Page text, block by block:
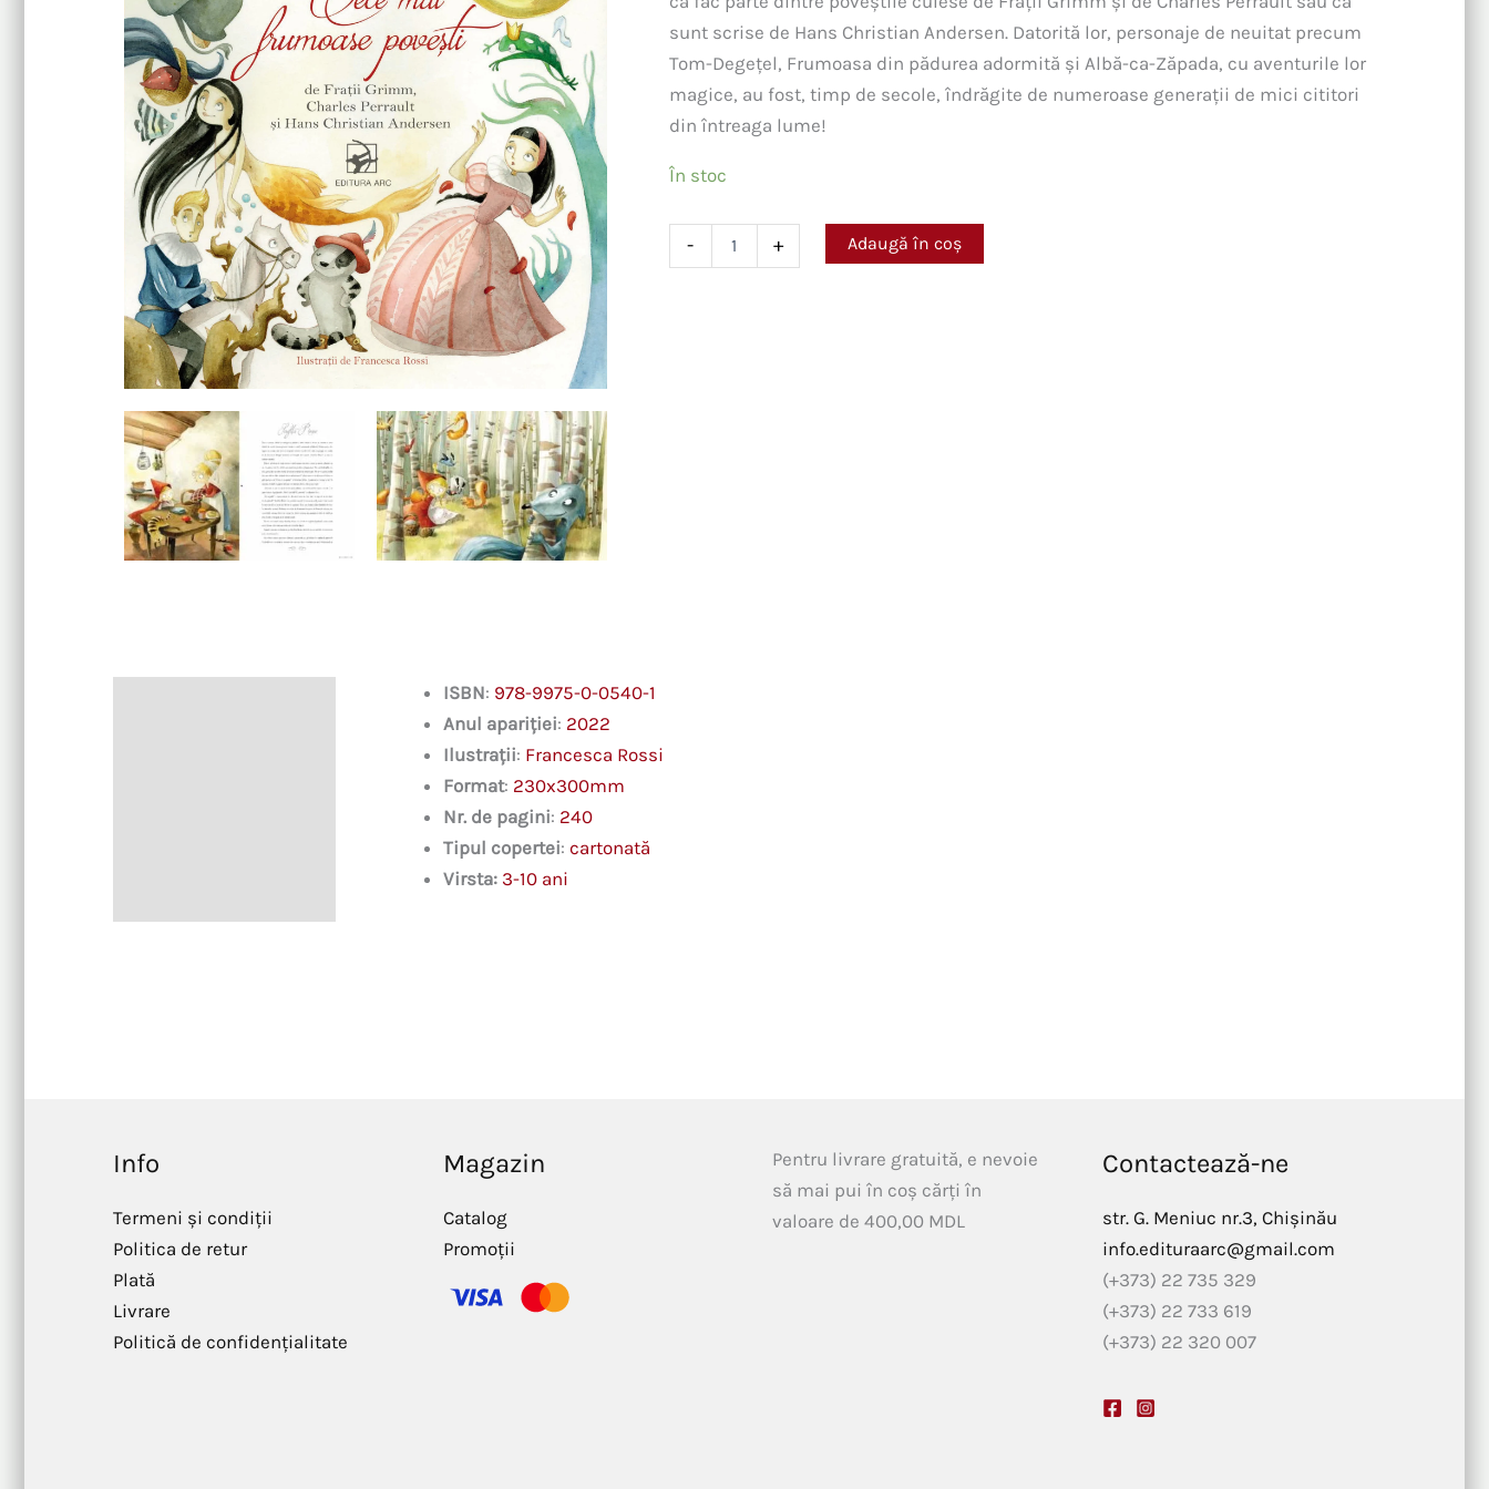
sunt scrise de Hans Christian Andersen. Datorită lor, personaje de neuitat precum
Tom-Degețel, Frumoasa din pădurea adormită și Albă-ca-Zăpada, cu aventurile lor
magice, au fost, timp de secole, îndrăgite de numeroase generații de mici cititori
din întreaga lume!
În stoc
- + Adaugă în coș
ISBN: 978-9975-0-0540-1
Anul apariției: 2022
Ilustrații: Francesca Rossi
Format: 230x300mm
Nr. de pagini: 240
Tipul copertei: cartonată
Virsta: 3-10 ani
Info
Termeni și condiții
Politica de retur
Plată
Livrare
Politică de confidențialitate
Magazin
Catalog
Promoții
Pentru livrare gratuită, e nevoie
să mai pui în coș cărți în
valoare de 400,00 MDL
Contactează-ne
str. G. Meniuc nr.3, Chișinău
info.edituraarc@gmail.com
(+373) 22 735 329
(+373) 22 733 619
(+373) 22 320 007